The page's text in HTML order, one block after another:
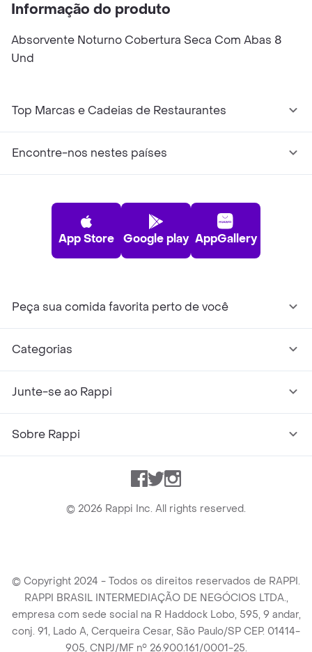
Informação do produto
Absorvente Noturno Cobertura Seca Com Abas 8
Und
Top Marcas e Cadeias de Restaurantes
Encontre-nos nestes países
App Store Google play AppGallery
Peça sua comida favorita perto de você
Categorias
Junte-se ao Rappi
Sobre Rappi
Facebook
TwitterInstagram
© 2026 Rappi Inc. All rights reserved.
© Copyright 2024 - Todos os direitos reservados de RAPPI.
RAPPI BRASIL INTERMEDIAÇÃO DE NEGÓCIOS LTDA.,
empresa com sede social na R Haddock Lobo, 595, 9 andar,
conj. 91, Lado A, Cerqueira Cesar, São Paulo/SP CEP. 01414-
905, CNPJ/MF n° 26.900.161/0001-25.